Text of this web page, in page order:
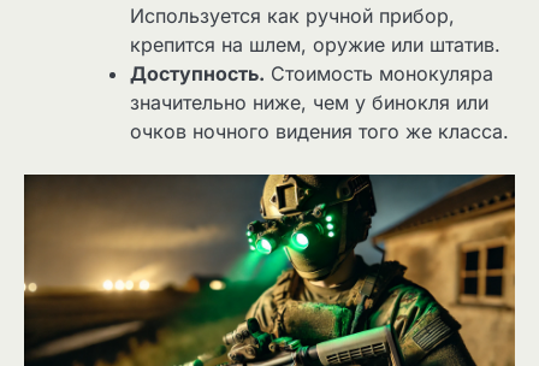
Используется как ручной прибор,
крепится на шлем, оружие или штатив.
Доступность. Стоимость монокуляра
значительно ниже, чем у бинокля или
очков ночного видения того же класса.